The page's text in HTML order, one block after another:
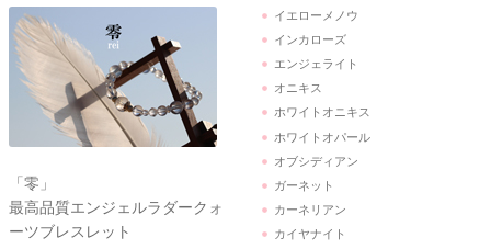
「零」
最高品質エンジェルラダークォ
ーツブレスレット
イエローメノウ
インカローズ
エンジェライト
オニキス
ホワイトオニキス
ホワイトオパール
オブシディアン
ガーネット
カーネリアン
カイヤナイト